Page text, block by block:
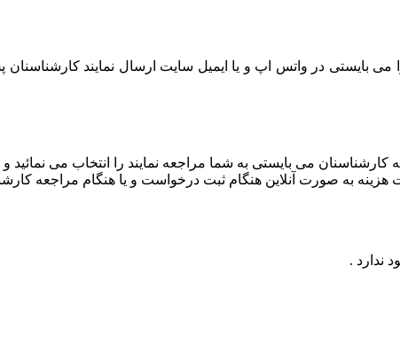
بایستی در واتس اپ و یا ایمیل سایت ارسال نمایند
می بایستی به شما مراجعه نمایند را انتخاب می نمائید
به صورت آنلاین هنگام ثبت درخواست و یا هنگام مراجعه
ندارد .